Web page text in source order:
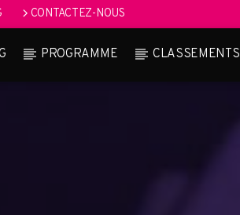
CONTACTEZ-NOUS
PROGRAMME CLASSEMENTS